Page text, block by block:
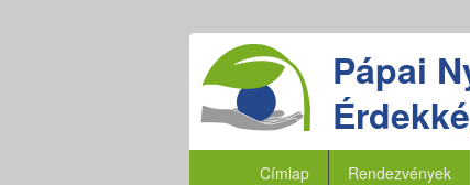
Pápai
Címlap Rendezvények